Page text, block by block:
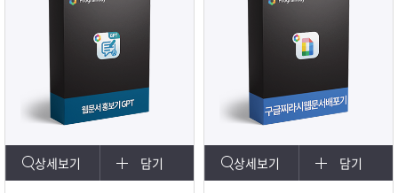
상세보기 담기 상세보기 담기